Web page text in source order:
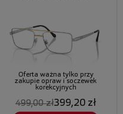
Oferta ważna tylko przy
zakupie opraw i soczewek
korekcyjnych
499,00 zł399,20 zł